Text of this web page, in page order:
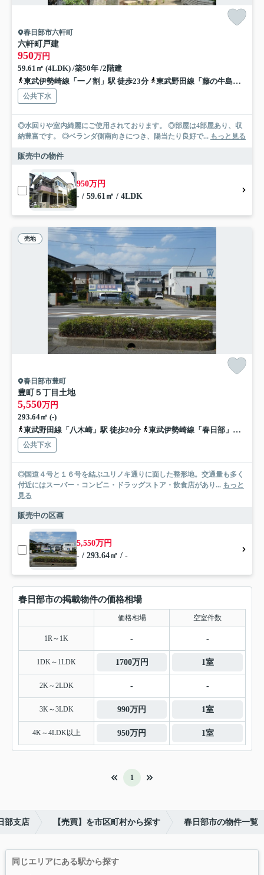
春日部市六軒町
六軒町戸建
950万円
59.61㎡ (4LDK) /築50年 /2階建
東武伊勢崎線「一ノ割」駅 徒歩23分
東武野田線「藤の牛島」駅 徒歩24分
公共下水
◎水回りや室内綺麗にご使用されております。 ◎部屋は4部屋あり、収
納豊富です。 ◎ベランダ側南向きにつき、陽当たり良好で... もっと見る
販売中の物件
950万円
- / 59.61㎡ / 4LDK
売地
春日部市豊町
豊町５丁目土地
5,550万円
293.64㎡ (-)
東武野田線「八木崎」駅 徒歩20分
東武伊勢崎線「春日部」駅 徒歩25分
公共下水
◎国道４号と１６号を結ぶユリノキ通りに面した整形地。交通量も多く
付近にはスーパー・コンビニ・ドラッグストア・飲食店があり... もっと
見る
販売中の区画
5,550万円
- / 293.64㎡ / -
春日部市の掲載物件の価格相場
価格相場 空室件数
1R～1K - -
1DK～1LDK 1700万円 1室
2K～2LDK - -
3K～3LDK 990万円 1室
4K～4LDK以上 950万円 1室
1
部支店 【売買】を市区町村から探す 春日部市の物件一覧
同じエリアにある駅から探す